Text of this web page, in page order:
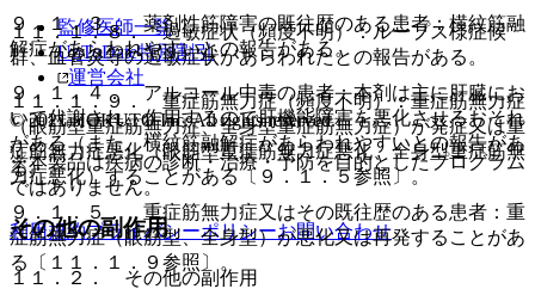
９．１．３． 薬剤性筋障害の既往歴のある患者：横紋筋融
解症があらわれやすいとの報告がある。
９．１．４． アルコール中毒の患者：本剤は主に肝臓にお
いて代謝され、作用するので肝機能障害を悪化させるおそれ
がある（また、横紋筋融解症があらわれやすいとの報告があ
る）。
９．１．５． 重症筋無力症又はその既往歴のある患者：重
症筋無力症（眼筋型、全身型）が悪化又は再発することがあ
る〔１１．１．９参照〕。
１１．１．８． 過敏症状（頻度不明）：ループス様症候
群、血管炎等の過敏症状があらわれたとの報告がある。
１１．１．９． 重症筋無力症（頻度不明）：重症筋無力症
（眼筋型重症筋無力症、全身型重症筋無力症）が発症又は重
症筋無力症悪化（眼筋型重症筋無力症悪化、全身型重症筋無
力症悪化）することがある〔９．１．５参照〕。
その他の副作用
１１．２． その他の副作用
監修医師一覧
UpToDate特別割引
運営会社
© 2021 HOKUTO Inc. All rights reserved.
※本製品は疾病の診断・治療・予防を目的としたプログラム
ではありません。
利用規約プライバシーポリシーお問い合わせ